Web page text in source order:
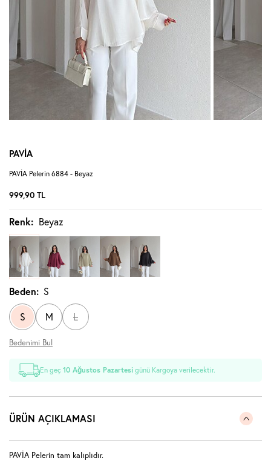
PAVİA
PAVİA Pelerin 6884 - Beyaz
999,90 TL
Renk: Beyaz
Beden: S
S M L
Bedenimi Bul
En geç10 Ağustos Pazartesi günü Kargoya verilecektir.
ÜRÜN AÇIKLAMASI
PAVİA Pelerin tam kalıplıdır.